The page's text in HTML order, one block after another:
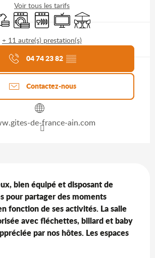
Voir tous les tarifs
et linge
Lave lingeLave vaisselle
Télévision
Terrasse
+ 11 autre(s) prestation(s)
du moment
04 74 23 82 ▒▒
Contactez-nous
de-france-ain.com
bien équipé et disposant de
pour partager des moments
fonction de ses activités. La salle
avec fléchettes, billard et baby
par nos hôtes. Les espaces